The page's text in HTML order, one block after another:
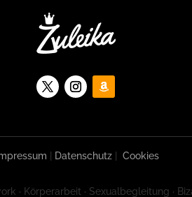
| Datenschutz| Cookies
· Körperarbeit · Sexualbegleitung ·